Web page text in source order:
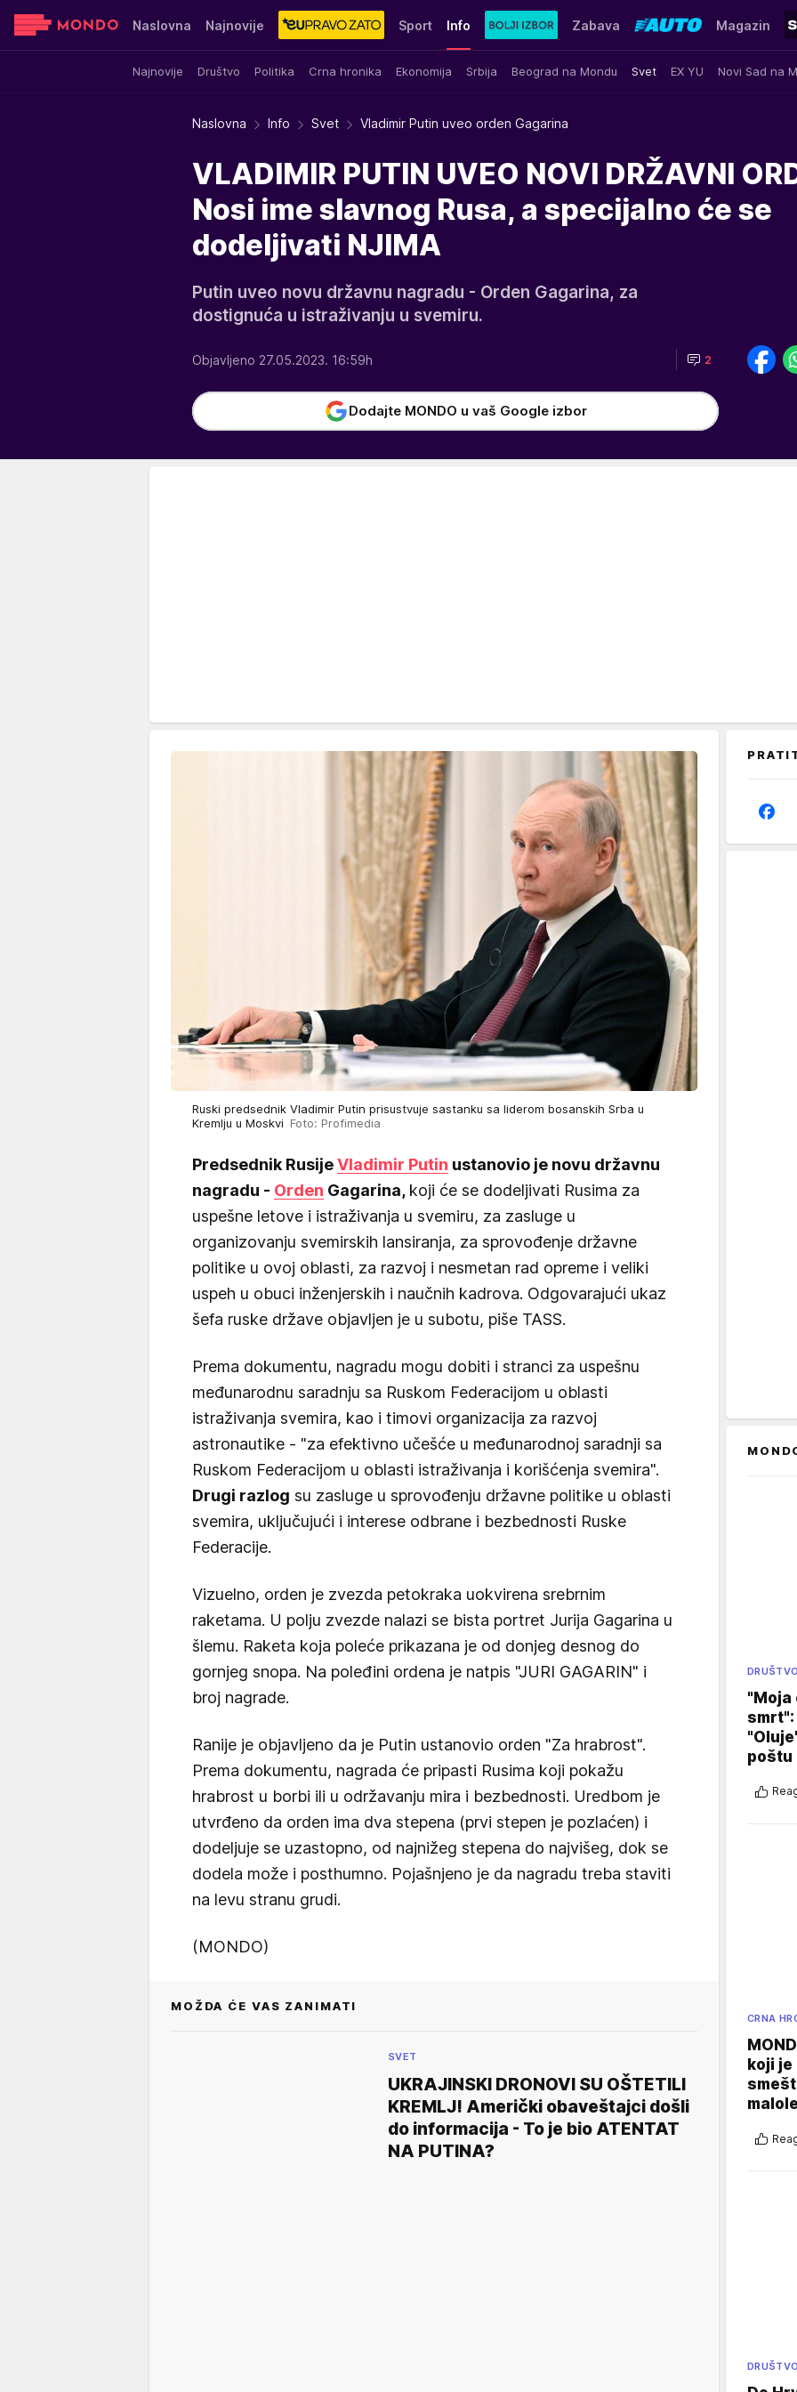
Naslovna Najnovije Sport Info
Najnovije Društvo Politika Crna hronika Ekonomija Srbija Beograd na Mondu Svet EX YU Novi Sad na
Zabava Magazin
Sensa Stvar ukusa Yumama
Naslovna Info Svet Vladimir Putin uveo orden Gagarina
VLADIMIR PUTIN UVEO NOVI DRŽAVNI
Nosi ime slavnog Rusa, a specijalno će se
dodeljivati NJIMA
Putin uveo novu državnu nagradu - Orden Gagarina, za
dostignuća u istraživanju u svemiru.
Objavljeno 27.05.2023. 16:59h 2
Dodajte MONDO u vaš Google izbor
Ruski predsednik Vladimir Putin prisustvuje sastanku sa liderom bosanskih Srba u
Kremlju u Moskvi Foto: Profimedia
Predsednik RusijeVladimir Putin ustanovio je novu državnu
nagradu - Orden Gagarina, koji će se dodeljivati Rusima za
uspešne letove i istraživanja u svemiru, za zasluge u
organizovanju svemirskih lansiranja, za sprovođenje državne
politike u ovoj oblasti, za razvoj i nesmetan rad opreme i veliki
uspeh u obuci inženjerskih i naučnih kadrova. Odgovarajući ukaz
šefa ruske države objavljen je u subotu, piše TASS.
Prema dokumentu, nagradu mogu dobiti i stranci za uspešnu
međunarodnu saradnju sa Ruskom Federacijom u oblasti
istraživanja svemira, kao i timovi organizacija za razvoj
astronautike - "za efektivno učešće u međunarodnoj saradnji sa
Ruskom Federacijom u oblasti istraživanja i korišćenja svemira".
Drugi razlog su zasluge u sprovođenju državne politike u oblasti
svemira, uključujući i interese odbrane i bezbednosti Ruske
Federacije.
Vizuelno, orden je zvezda petokraka uokvirena srebrnim
raketama. U polju zvezde nalazi se bista portret Jurija Gagarina u
šlemu. Raketa koja poleće prikazana je od donjeg desnog do
gornjeg snopa. Na poleđini ordena je natpis "JURI GAGARIN" i
broj nagrade.
Ranije je objavljeno da je Putin ustanovio orden "Za hrabrost".
Prema dokumentu, nagrada će pripasti Rusima koji pokažu
hrabrost u borbi ili u održavanju mira i bezbednosti. Uredbom je
utvrđeno da orden ima dva stepena (prvi stepen je pozlaćen) i
dodeljuje se uzastopno, od najnižeg stepena do najvišeg, dok se
dodela može i posthumno. Pojašnjeno je da nagradu treba staviti
na levu stranu grudi.
(MONDO)
MOŽDA ĆE VAS ZANIMATI
SVET
UKRAJINSKI DRONOVI SU OŠTETILI
KREMLJ! Američki obaveštajci došli
do informacija - To je bio ATENTAT
NA PUTINA?
DRUŠTVO
"Moja
poštu
CRNA
koji
DRUŠTVO